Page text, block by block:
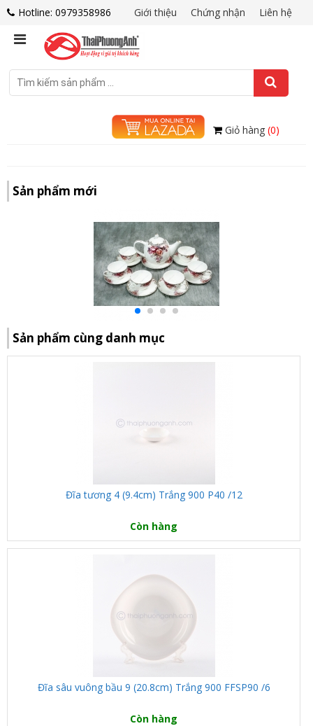
Hotline: 0979358986 Liên hệ
Chứng nhận
Giới thiệu
Giỏ hàng (0)
Sản phẩm mới
Sản phẩm cùng danh mục
Đĩa tương 4 (9.4cm) Trắng 900 P40 /12
Còn hàng
Đĩa sâu vuông bầu 9 (20.8cm) Trắng 900 FFSP90 /6
Còn hàng